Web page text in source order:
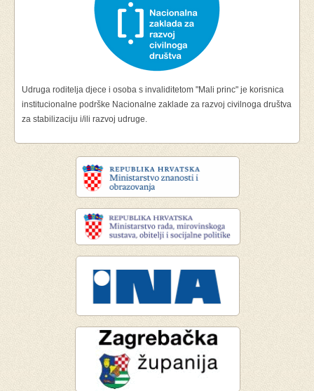
Udruga roditelja djece i osoba s invaliditetom "Mali princ" je korisnica
institucionalne podrške Nacionalne zaklade za razvoj civilnoga društva
za stabilizaciju i/ili razvoj udruge.